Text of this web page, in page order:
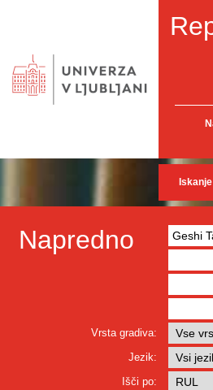
Iskanje
Napredno
Vrsta gradiva:
Jezik:
Išči po: